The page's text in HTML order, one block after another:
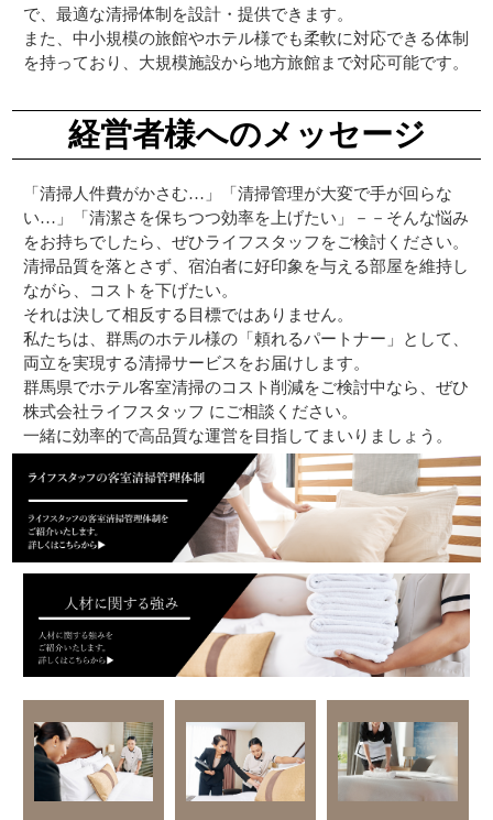
で、最適な清掃体制を設計・提供できます。
また、中小規模の旅館やホテル様でも柔軟に対応できる体制
を持っており、大規模施設から地方旅館まで対応可能です。
経営者様へのメッセージ
「清掃人件費がかさむ…」「清掃管理が大変で手が回らな
い…」「清潔さを保ちつつ効率を上げたい」－－そんな悩み
をお持ちでしたら、ぜひライフスタッフをご検討ください。
清掃品質を落とさず、宿泊者に好印象を与える部屋を維持し
ながら、コストを下げたい。
それは決して相反する目標ではありません。
私たちは、群馬のホテル様の「頼れるパートナー」として、
両立を実現する清掃サービスをお届けします。
群馬県でホテル客室清掃のコスト削減をご検討中なら、ぜひ
株式会社ライフスタッフ にご相談ください。
一緒に効率的で高品質な運営を目指してまいりましょう。